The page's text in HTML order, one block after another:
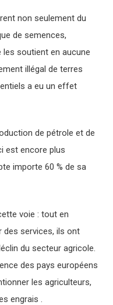
non seulement du
de semences,
les soutient en aucune
illégal de terres
a eu un effet
de pétrole et de
est encore plus
importe 60 % de sa
voie : tout en
des services, ils ont
du secteur agricole.
des pays européens
les agriculteurs,
engrais .